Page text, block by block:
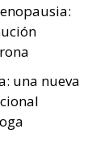
una nueva